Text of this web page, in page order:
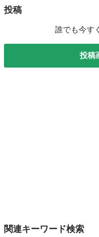
投稿
誰でも今す
投稿
関連キーワード検索